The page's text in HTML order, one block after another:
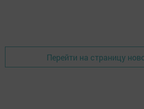
Перейти на страницу